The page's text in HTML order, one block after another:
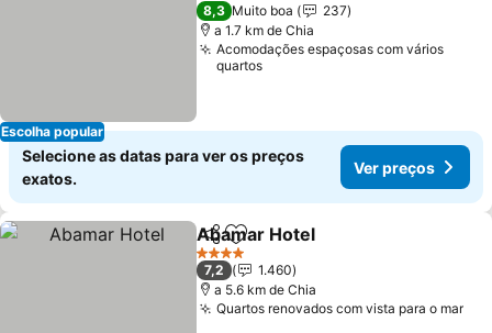
Escolha popular
8,3 Muito boa
237
a 1.7 km de Chia
Acomodações espaçosas com vários
quartos
Selecione as datas para ver os preços
exatos.
Ver preços
PartilharAdicionar aos favoritos
Abamar Hotel
4 Estrelas
7,2
1.460
a 5.6 km de Chia
Quartos renovados com vista para o mar